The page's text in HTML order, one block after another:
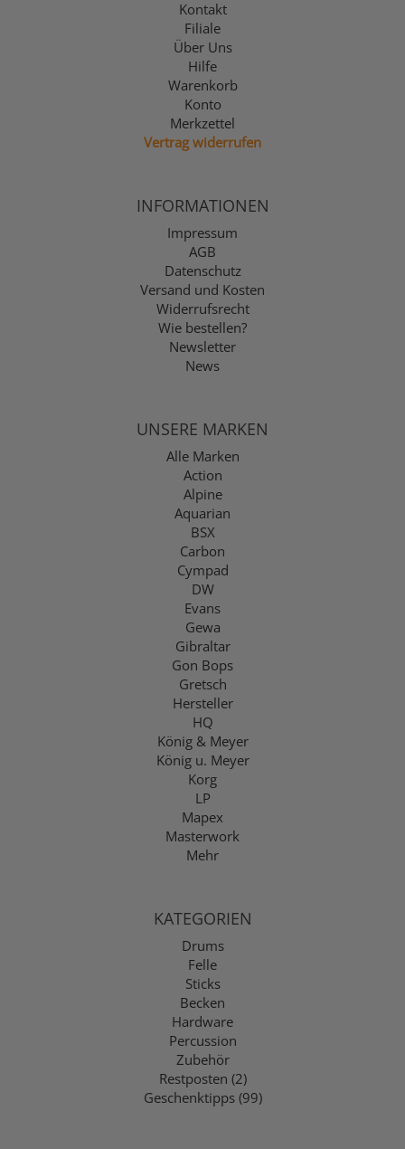
Kontakt
Filiale
Über Uns
Hilfe
Warenkorb
Konto
Merkzettel
Vertrag widerrufen
INFORMATIONEN
Impressum
AGB
Datenschutz
Versand und Kosten
Widerrufsrecht
Wie bestellen?
Newsletter
News
UNSERE MARKEN
Alle Marken
Action
Alpine
Aquarian
BSX
Carbon
Cympad
DW
Evans
Gewa
Gibraltar
Gon Bops
Gretsch
Hersteller
HQ
König & Meyer
König u. Meyer
Korg
LP
Mapex
Masterwork
Mehr
KATEGORIEN
Drums
Felle
Sticks
Becken
Hardware
Percussion
Zubehör
Restposten (2)
Geschenktipps (99)